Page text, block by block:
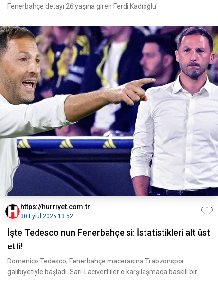
Fenerbahçe detayı 26 yaşına giren Ferdi Kadıoğlu'
https://hurriyet.com.tr
30 Eylül 2025 13:52
İşte Tedesco nun Fenerbahçe si: İstatistikleri alt üst
etti!
Domenico Tedesco, Fenerbahçe macerasına Trabzonspor
galibiyetiyle başladı. Sarı-Lacivertliler o karşılaşmada baskılı bir